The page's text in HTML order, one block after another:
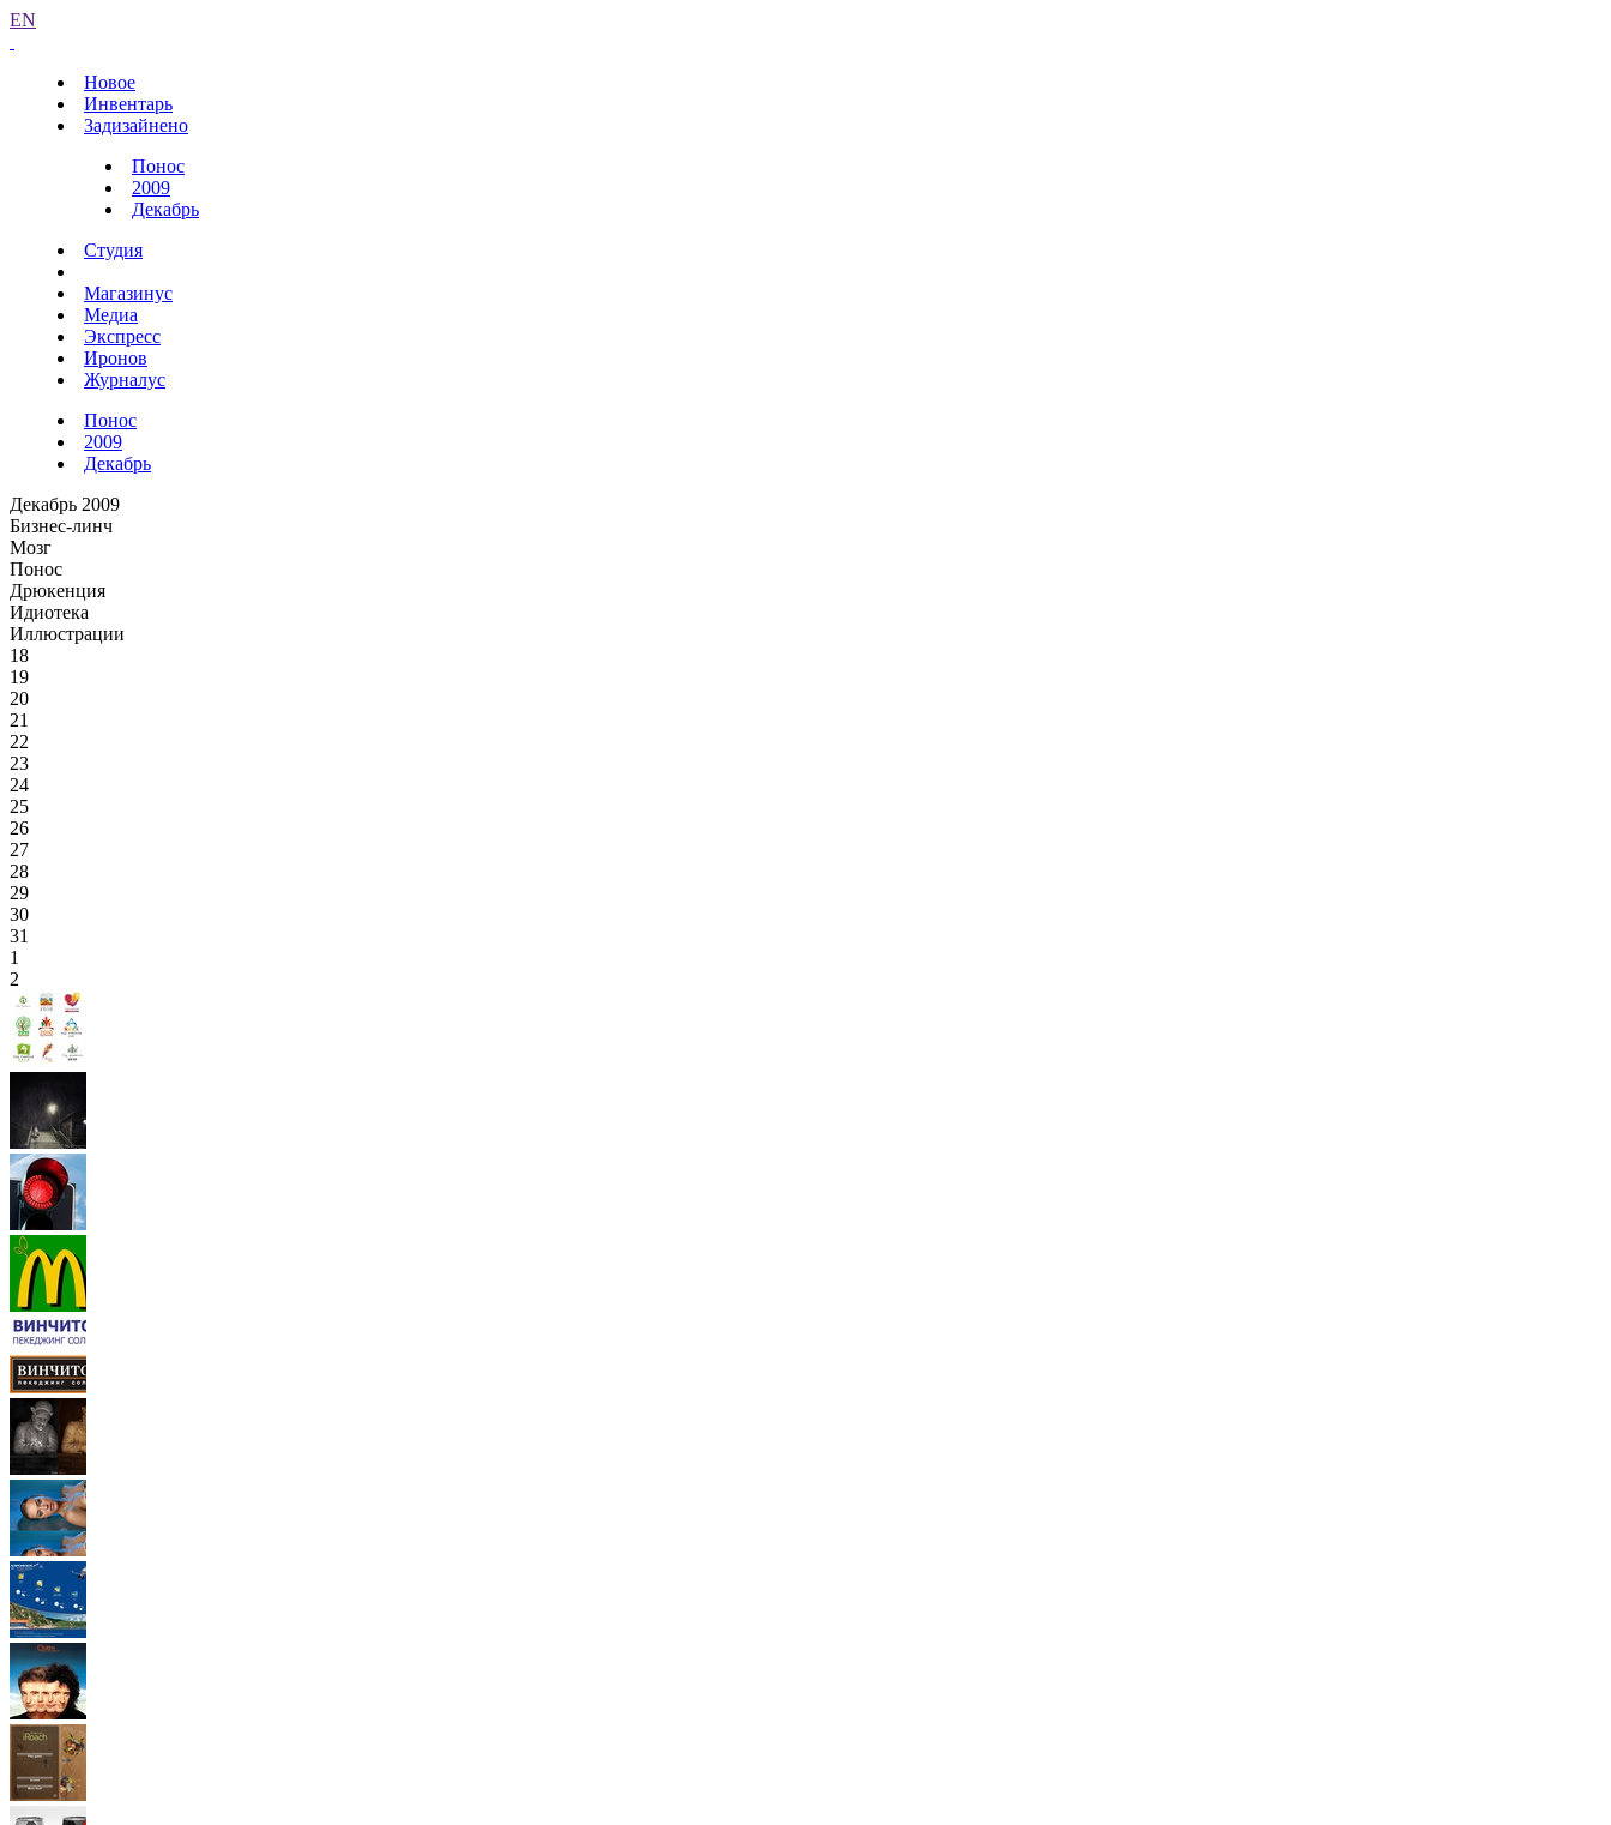
EN
Новое
Инвентарь
Задизайнено
Понос
2009
Декабрь
Студия
Магазинус
Медиа
Экспресс
Иронов
Журналус
Понос
2009
Декабрь
Декабрь 2009
Бизнес-линч
Мозг
Понос
Дрюкенция
Идиотека
Иллюстрации
18
19
20
21
22
23
24
25
26
27
28
29
30
31
1
2